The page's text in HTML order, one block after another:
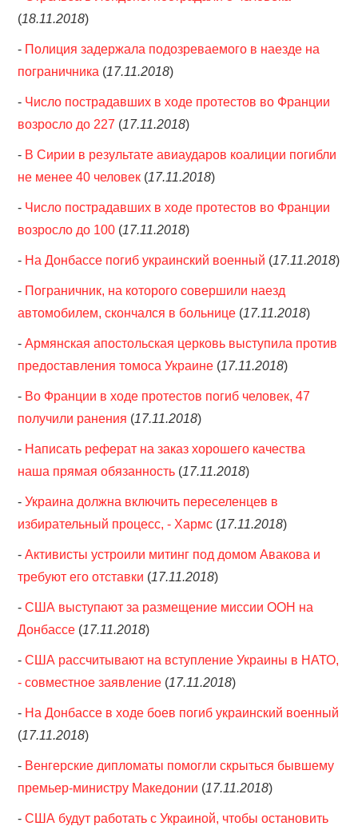
(18.11.2018)
- Полиция задержала подозреваемого в наезде на
пограничника (17.11.2018)
- Число пострадавших в ходе протестов во Франции
возросло до 227 (17.11.2018)
- В Сирии в результате авиаударов коалиции погибли
не менее 40 человек (17.11.2018)
- Число пострадавших в ходе протестов во Франции
возросло до 100 (17.11.2018)
- На Донбассе погиб украинский военный (17.11.2018)
- Пограничник, на которого совершили наезд
автомобилем, скончался в больнице (17.11.2018)
-Армянская апостольская церковь выступила против
предоставления томоса Украине (17.11.2018)
- Во Франции в ходе протестов погиб человек, 47
получили ранения (17.11.2018)
- Написать реферат на заказ хорошего качества
наша прямая обязанность (17.11.2018)
-Украина должна включить переселенцев в
избирательный процесс, - Хармс (17.11.2018)
-Активисты устроили митинг под домом Авакова и
требуют его отставки (17.11.2018)
-США выступают за размещение миссии ООН на
Донбассе (17.11.2018)
-США рассчитывают на вступление Украины в НАТО,
- совместное заявление (17.11.2018)
- На Донбассе в ходе боев погиб украинский военный
(17.11.2018)
- Венгерские дипломаты помогли скрыться бывшему
премьер-министру Македонии (17.11.2018)
-США будут работать с Украиной, чтобы остановить